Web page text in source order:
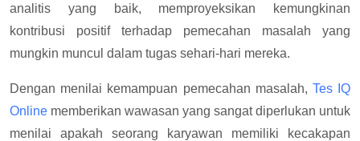
analitis yang baik, memproyeksikan kemungkinan
kontribusi positif terhadap pemecahan masalah yang
mungkin muncul dalam tugas sehari-hari mereka.
Dengan menilai kemampuan pemecahan masalah, Tes IQ
Online memberikan wawasan yang sangat diperlukan untuk
menilai apakah seorang karyawan memiliki kecakapan